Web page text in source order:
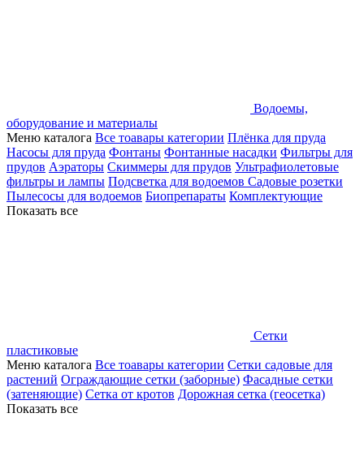
Водоемы,
оборудование и материалы
Меню каталога Все тоавары категории Плёнка для пруда
Насосы для пруда Фонтаны Фонтанные насадки Фильтры для
прудов Аэраторы Скиммеры для прудов Ультрафиолетовые
фильтры и лампы Подсветка для водоемов Садовые розетки
Пылесосы для водоемов Биопрепараты Комплектующие
Показать все
Сетки
пластиковые
Меню каталога Все тоавары категории Сетки садовые для
растений Ограждающие сетки (заборные) Фасадные сетки
(затеняющие) Сетка от кротов Дорожная сетка (геосетка)
Показать все